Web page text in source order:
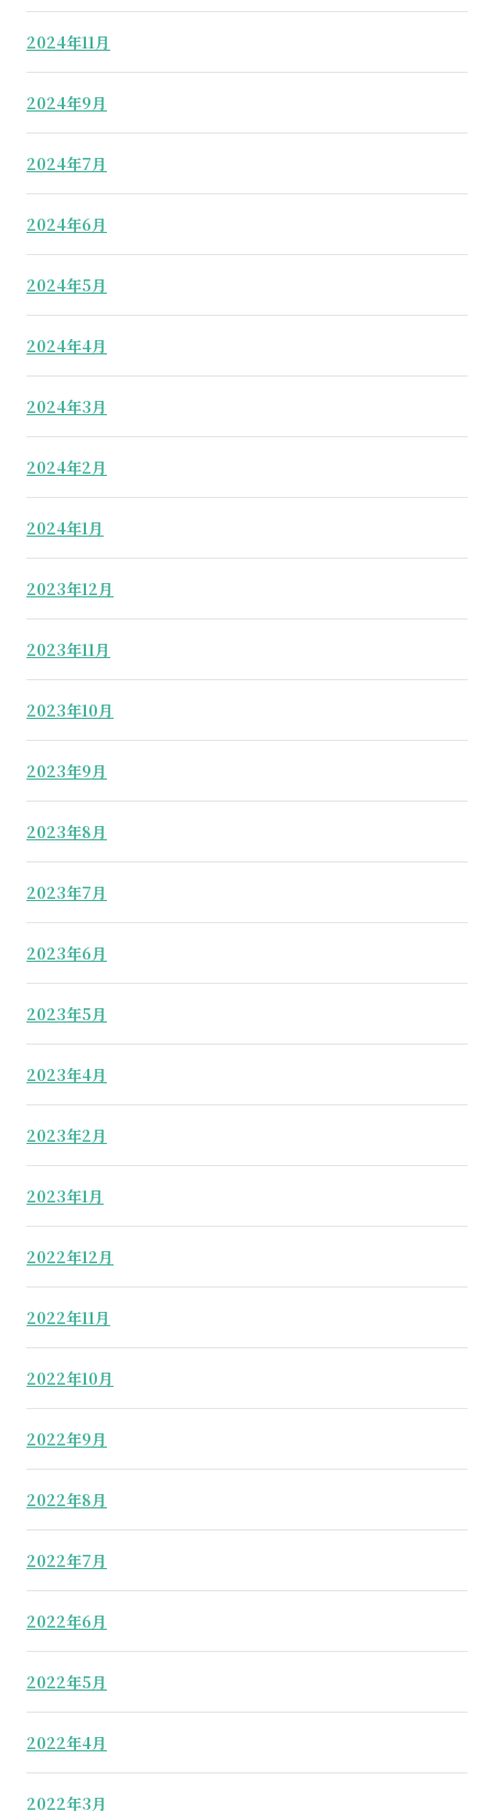
2024年11月
2024年9月
2024年7月
2024年6月
2024年5月
2024年4月
2024年3月
2024年2月
2024年1月
2023年12月
2023年11月
2023年10月
2023年9月
2023年8月
2023年7月
2023年6月
2023年5月
2023年4月
2023年2月
2023年1月
2022年12月
2022年11月
2022年10月
2022年9月
2022年8月
2022年7月
2022年6月
2022年5月
2022年4月
2022年3月